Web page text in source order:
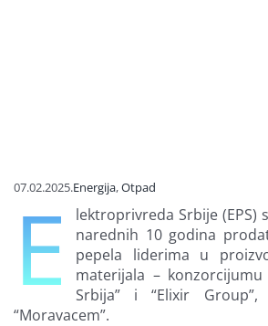
07.02.2025.Energija,Otpad
E
lektroprivreda Srbije (EPS)
narednih 10 godina
pepela liderima u
materijala –
Srbija” i “Elixir
“Moravacem”.